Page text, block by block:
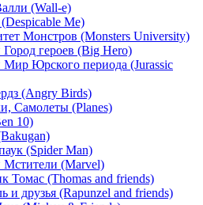
(Wall-e)
Me)
Монстров (Monsters University)
героев (Big Hero)
Юрского периода (Jurassic
(Angry Birds)
Самолеты (Planes)
10)
(Spider Man)
(Marvel)
Томас (Thomas and friends)
и друзья (Rapunzel and friends)